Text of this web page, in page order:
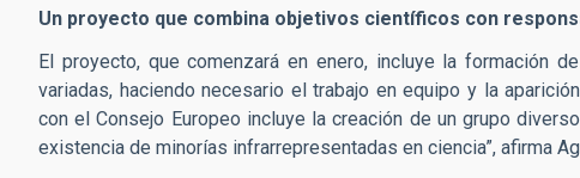
Un proyecto que combina objetivos científicos con
El proyecto, que comenzará en enero, incluye la formación
variadas, haciendo necesario el trabajo en equipo y la
con el Consejo Europeo incluye la creación de un grupo
existencia de minorías infrarrepresentadas en ciencia”, afirma